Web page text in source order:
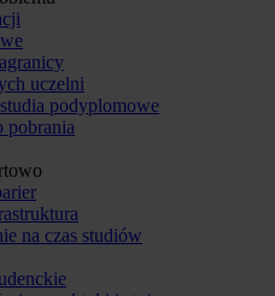
uczelni
podyplomowe
pobrania
na czas studiów